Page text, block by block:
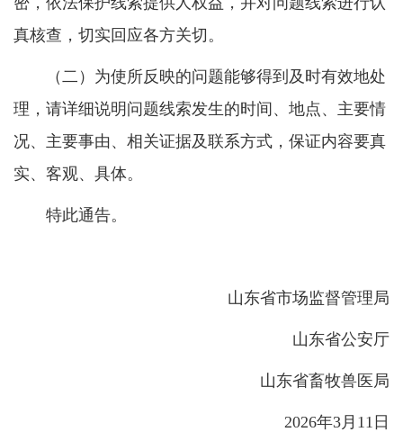
真核查，切实回应各方关切。
（二）为使所反映的问题能够得到及时有效地处
理，请详细说明问题线索发生的时间、地点、主要情
况、主要事由、相关证据及联系方式，保证内容要真
实、客观、具体。
特此通告。
山东省市场监督管理局
山东省公安厅
山东省畜牧兽医局
2026年3月11日